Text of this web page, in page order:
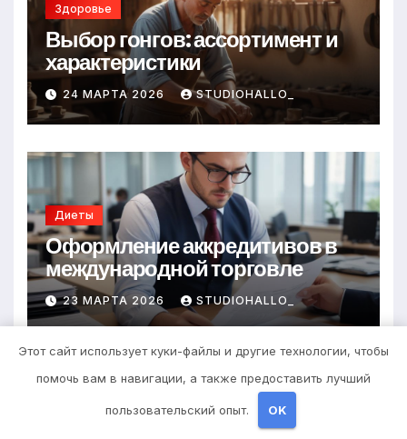
Здоровье
Выбор гонгов: ассортимент и
характеристики
24 МАРТА 2026 STUDIOHALLO_
Диеты
Оформление аккредитивов в
международной торговле
23 МАРТА 2026 STUDIOHALLO_
Этот сайт использует куки-файлы и другие технологии, чтобы
помочь вам в навигации, а также предоставить лучший
пользовательский опыт. OK